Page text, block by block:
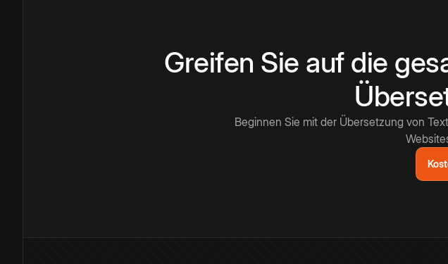
Greifen Sie auf die
Beginnen Sie mit der Übersetzung von